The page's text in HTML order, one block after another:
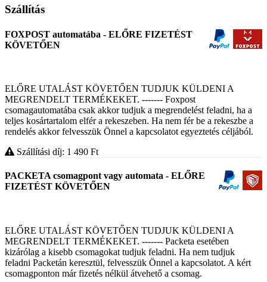
Szállítás
FOXPOST automatába - ELŐRE FIZETÉST
KÖVETŐEN
ELŐRE UTALÁST KÖVETŐEN TUDJUK KÜLDENI A
MEGRENDELT TERMÉKEKET. ------- Foxpost
csomagautomatába csak akkor tudjuk a megrendelést feladni, ha a
teljes kosártartalom elfér a rekeszeben. Ha nem fér be a rekeszbe a
rendelés akkor felvesszük Önnel a kapcsolatot egyeztetés céljából.
Szállítási díj: 1 490 Ft
PACKETA csomagpont vagy automata - ELŐRE
FIZETÉST KÖVETŐEN
ELŐRE UTALÁST KÖVETŐEN TUDJUK KÜLDENI A
MEGRENDELT TERMÉKEKET. ------- Packeta esetében
kizárólag a kisebb csomagokat tudjuk feladni. Ha nem tudjuk
feladni Packetán keresztül, felvesszük Önnel a kapcsolatot. A kért
csomagponton már fizetés nélkül átvehető a csomag.